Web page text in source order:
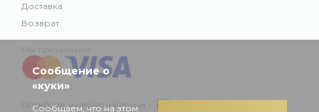
Доставка
Возврат
Разработка интернет-магазина –
Сообщение о
«куки»
Сообщаем, что на этом